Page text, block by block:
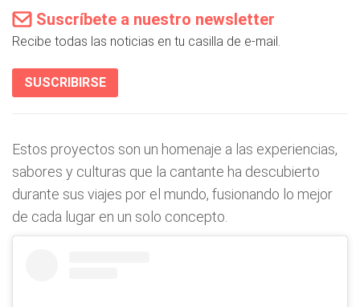
Suscríbete a nuestro newsletter
Recibe todas las noticias en tu casilla de e-mail.
SUSCRIBIRSE
Estos proyectos son un homenaje a las experiencias,
sabores y culturas que la cantante ha descubierto
durante sus viajes por el mundo, fusionando lo mejor
de cada lugar en un solo concepto.